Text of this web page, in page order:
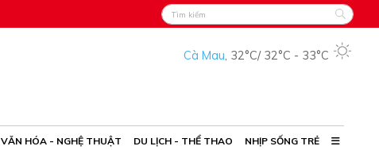
Cà Mau, 32°C/ 32°C - 33°C
VĂN HÓA - NGHỆ THUẬT DU LỊCH - THỂ THAO NHỊP SỐNG TRẺ